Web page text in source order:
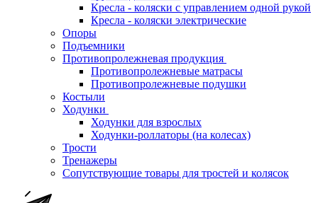
Кресла - коляски с управлением одной рукой
Кресла - коляски электрические
Опоры
Подъемники
Противопролежневая продукция
Противопролежневые матрасы
Противопролежневые подушки
Костыли
Ходунки
Ходунки для взрослых
Ходунки-роллаторы (на колесах)
Трости
Тренажеры
Сопутствующие товары для тростей и колясок